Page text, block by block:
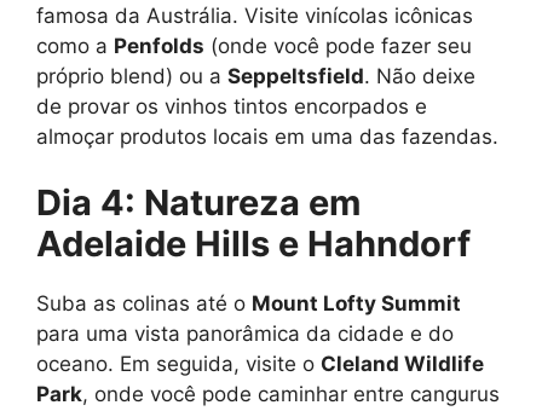
famosa da Austrália. Visite vinícolas icônicas
como a Penfolds (onde você pode fazer seu
próprio blend) ou a Seppeltsfield. Não deixe
de provar os vinhos tintos encorpados e
almoçar produtos locais em uma das fazendas.
Dia 4: Natureza em
Adelaide Hills e Hahndorf
Suba as colinas até o Mount Lofty Summit
para uma vista panorâmica da cidade e do
oceano. Em seguida, visite o Cleland Wildlife
Park, onde você pode caminhar entre cangurus